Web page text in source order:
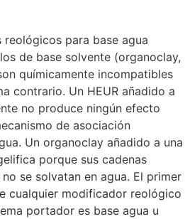
para base agua
los de base solvente (organoclay,
químicamente incompatibles
contrario. Un HEUR añadido a
no produce ningún efecto
de asociación
Un organoclay añadido a una
porque sus cadenas
no se solvatan en agua. El primer
cualquier modificador reológico
portador es base agua u